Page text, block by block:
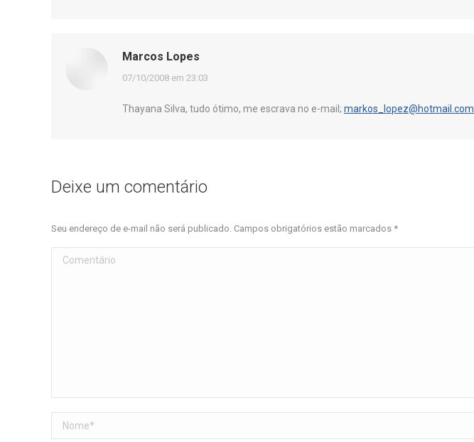
Marcos Lopes
disse:
07/10/2008 em 23:03
Thayana Silva, tudo ótimo, me escrava no e-mail; markos_lopez@hotmail.com
Deixe um comentário
Seu endereço de e-mail não será publicado. Campos obrigatórios estão marcados *
Comentário
Nome *